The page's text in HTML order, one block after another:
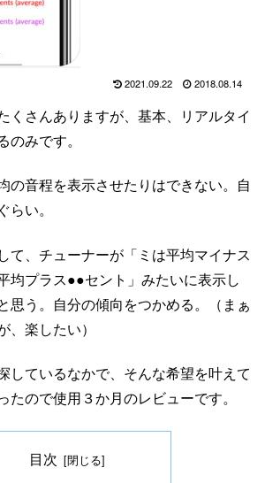
2021.09.22 2018.08.14
くさんありますが、基本、リアルタイ
みです。
の音程を表示させたりはできない。自
い。
て、チューナーが「ミは平均マイナス
均プラス●●セント」みたいに表示し
思う。自分の傾向をつかめる。（まぁ
、楽したい）
しているなかで、そんな希望を叶えて
たので使用３か月のレビューです。
目次